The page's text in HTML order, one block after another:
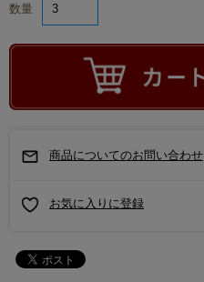
数量
商品についてのお問い合わせ
お気に入りに登録